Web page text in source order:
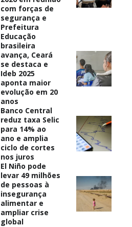
com forças de
segurança e
Prefeitura
Educação
brasileira
avança, Ceará
se destaca e
Ideb 2025
aponta maior
evolução em 20
anos
Banco Central
reduz taxa Selic
para 14% ao
ano e amplia
ciclo de cortes
nos juros
El Niño pode
levar 49 milhões
de pessoas à
insegurança
alimentar e
ampliar crise
global